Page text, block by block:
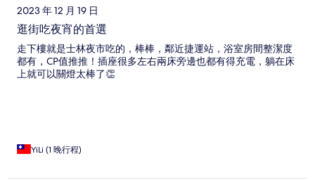
2023 年 12 月 19 日
逛街吃夜宵的首選
走下樓就是士林夜市吃的，棒棒，鄰近捷運站，浴室房間整潔度
都有，CP值推推！插座很多左右兩床旁邊也都有得充電，躺在床
上就可以關燈太棒了👏
YiLi (1 晚行程)